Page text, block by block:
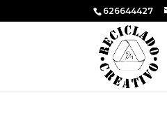
626644427